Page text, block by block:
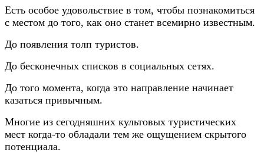
Есть особое удовольствие в том, чтобы познакомиться
с местом до того, как оно станет всемирно известным.
До появления толп туристов.
До бесконечных списков в социальных сетях.
До того момента, когда это направление начинает
казаться привычным.
Многие из сегодняшних культовых туристических
мест когда-то обладали тем же ощущением скрытого
потенциала.